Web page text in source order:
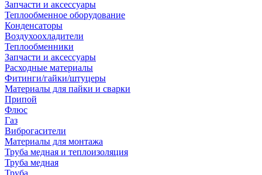
Запчасти и аксессуары
Теплообменное оборудование
Конденсаторы
Воздухоохладители
Теплообменники
Запчасти и аксессуары
Расходные материалы
Фитинги/гайки/штуцеры
Материалы для пайки и сварки
Припой
Флюс
Газ
Виброгасители
Материалы для монтажа
Труба медная и теплоизоляция
Труба медная
Труба